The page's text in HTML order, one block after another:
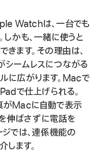
Watchは、一台でも
しかも、 一緒に使うと
できます。 その理由は、
シームレスにつながる
に広がります。 Macで
で仕上げられる。
がMacに自動で表示
伸ばさずに電話を
では、連係機能の
します。